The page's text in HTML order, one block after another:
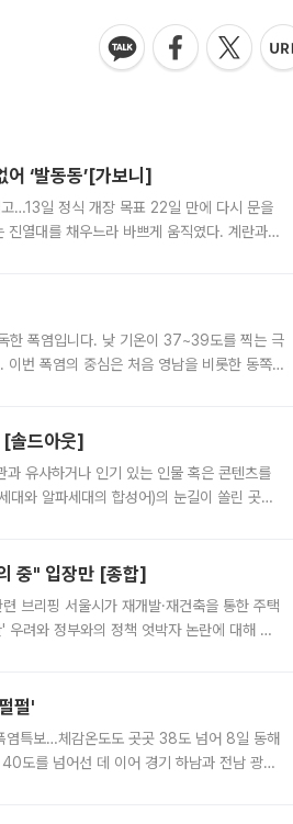
‘발동동’[가보니]
…13일 정식 개장 목표 22일 만에 다시 문을
열대를 채우느라 바쁘게 움직였다. 계란과
한 폭염입니다. 낮 기온이 37~39도를 찍는 극
번 폭염의 중심은 처음 영남을 비롯한 동쪽
솔드아웃]
과 유사하거나 인기 있는 인물 혹은 콘텐츠를
와 알파세대의 합성어)의 눈길이 쏠린 곳은
중" 입장만 [종합]
브리핑 서울시가 재개발·재건축을 통한 주택
려와 정부와의 정책 엇박자 논란에 대해 정
펄'
특보…체감온도도 곳곳 38도 넘어 8일 동해
도를 넘어선 데 이어 경기 하남과 전남 광양